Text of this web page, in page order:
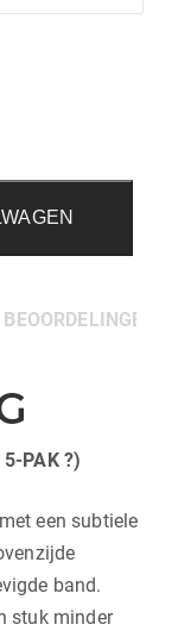
BEOORDELINGEN (0)
PAK ?)
een subtiele
band.
stuk minder